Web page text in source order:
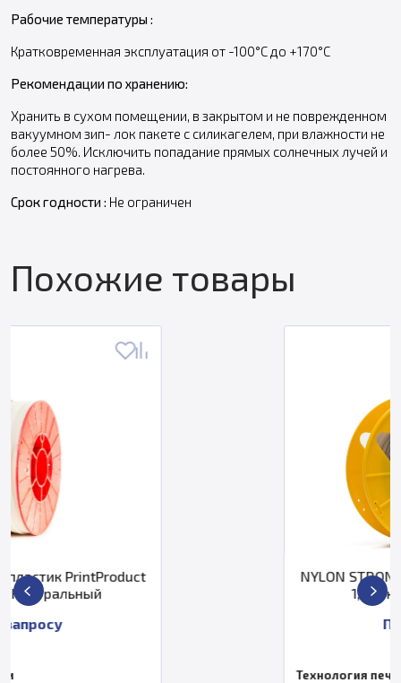
Рабочие температуры :
Кратковременная эксплуатация от -100°С до +170°С
Рекомендации по хранению:
Хранить в сухом помещении, в закрытом и не поврежденном
вакуумном зип- лок пакете с силикагелем, при влажности не
более 50%. Исключить попадание прямых солнечных лучей и
постоянного нагрева.
Срок годности : Не ограничен
Похожие товары
NYLON STRONG пластик
1,75 1 кг Натуральный